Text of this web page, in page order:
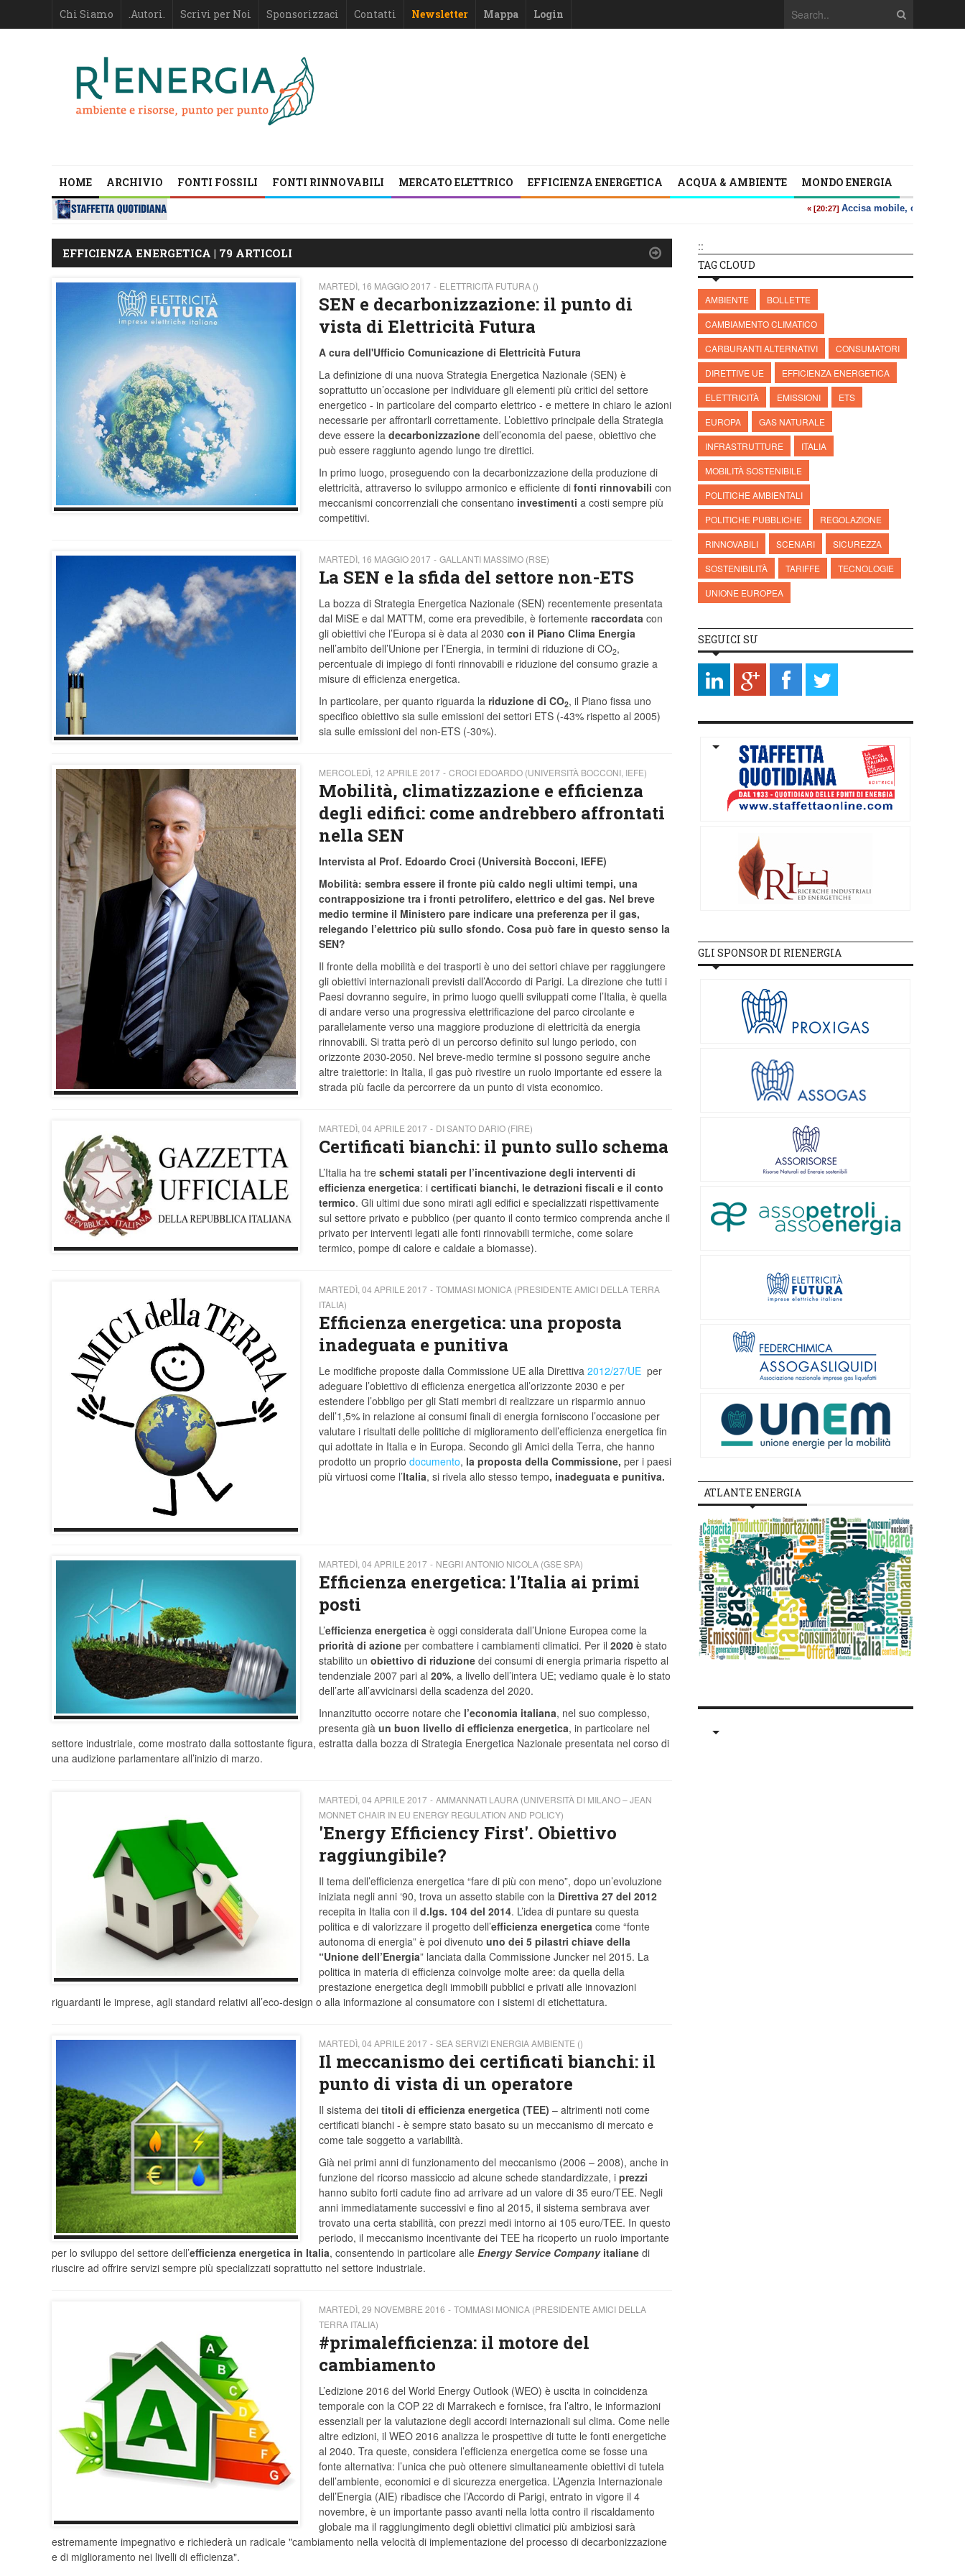
Chi Siamo .Autori. Scrivi per Noi Sponsorizzaci Contatti Newsletter Mappa Login
HOME ARCHIVIO FONTI FOSSILI FONTI RINNOVABILI MERCATO ELETTRICO EFFICIENZA ENERGETICA ACQUA & AMBIENTE MONDO ENERGIA
::
EFFICIENZA ENERGETICA | 79 ARTICOLI
MARTEDÌ, 16 MAGGIO 2017 ELETTRICITÀ FUTURA ()
SEN e decarbonizzazione: il punto di
vista di Elettricità Futura
A cura dell'Ufficio Comunicazione di Elettricità Futura
La definizione di una nuova Strategia Energetica Nazionale (SEN) è
soprattutto un’occasione per individuare gli elementi più critici del settore
energetico - in particolare del comparto elettrico - e mettere in chiaro le azioni
necessarie per affrontarli correttamente. L’obiettivo principale della Strategia
deve essere la decarbonizzazionedell’economia del paese, obiettivo che
può essere raggiunto agendo lungo tre direttici.
In primo luogo, proseguendo con la decarbonizzazione della produzione di
elettricità, attraverso lo sviluppo armonico e efficiente di fonti rinnovabili con
meccanismi concorrenziali che consentano investimenti a costi sempre più
competitivi.
MARTEDÌ, 16 MAGGIO 2017 GALLANTI MASSIMO (RSE)
La SEN e la sfida del settore non-ETS
La bozza di Strategia Energetica Nazionale (SEN) recentemente presentata
dal MiSE e dal MATTM, come era prevedibile, è fortemente raccordatacon
gli obiettivi che l’Europa si è data al 2030 con il Piano Clima Energia
nell’ambito dell’Unione per l’Energia, in termini di riduzione di CO2,
percentuale di impiego di fonti rinnovabili e riduzione del consumo grazie a
misure di efficienza energetica.
In particolare, per quanto riguarda la riduzione di CO2, il Piano fissa uno
specifico obiettivo sia sulle emissioni dei settori ETS (-43% rispetto al 2005)
sia sulle emissioni del non-ETS (-30%).
MERCOLEDÌ, 12 APRILE 2017 CROCI EDOARDO (UNIVERSITÀ BOCCONI, IEFE)
Mobilità, climatizzazione e efficienza
degli edifici: come andrebbero affrontati
nella SEN
Intervista al Prof. Edoardo Croci (Università Bocconi, IEFE)
Mobilità: sembra essere il fronte più caldo negli ultimi tempi, una
contrapposizione tra i fronti petrolifero, elettrico e del gas. Nel breve
medio termine il Ministero pare indicare una preferenza per il gas,
relegando l’elettrico più sullo sfondo. Cosa può fare in questo senso la
SEN?
Il fronte della mobilità e dei trasporti è uno dei settori chiave per raggiungere
gli obiettivi internazionali previsti dall’Accordo di Parigi. La direzione che tutti i
Paesi dovranno seguire, in primo luogo quelli sviluppati come l’Italia, è quella
di andare verso una progressiva elettrificazione del parco circolante e
parallelamente verso una maggiore produzione di elettricità da energia
rinnovabili. Si tratta però di un percorso definito sul lungo periodo, con
orizzonte 2030-2050. Nel breve-medio termine si possono seguire anche
altre traiettorie: in Italia, il gas può rivestire un ruolo importante ed essere la
strada più facile da percorrere da un punto di vista economico.
MARTEDÌ, 04 APRILE 2017 DI SANTO DARIO (FIRE)
Certificati bianchi: il punto sullo schema
L’Italia ha tre schemi statali per l’incentivazione degli interventi di
efficienza energetica: i certificati bianchi, le detrazioni fiscali e il conto
termico. Gli ultimi due sono mirati agli edifici e specializzati rispettivamente
sul settore privato e pubblico (per quanto il conto termico comprenda anche il
privato per interventi legati alle fonti rinnovabili termiche, come solare
termico, pompe di calore e caldaie a biomasse).
MARTEDÌ, 04 APRILE 2017
TOMMASI MONICA (PRESIDENTE AMICI DELLA TERRA
ITALIA)
Efficienza energetica: una proposta
inadeguata e punitiva
Le modifiche proposte dalla Commissione UE alla Direttiva 2012/27/UEper
adeguare l’obiettivo di efficienza energetica all’orizzonte 2030 e per
estendere l’obbligo per gli Stati membri di realizzare un risparmio annuo
dell’1,5% in relazione ai consumi finali di energia forniscono l’occasione per
valutare i risultati delle politiche di miglioramento dell’efficienza energetica fin
qui adottate in Italia e in Europa. Secondo gli Amici della Terra, che hanno
prodotto un proprio documento, la proposta della Commissione, per i paesi
più virtuosi come l’Italia, si rivela allo stesso tempo, inadeguata e punitiva.
MARTEDÌ, 04 APRILE 2017 NEGRI ANTONIO NICOLA (GSE SPA)
Efficienza energetica: l'Italia ai primi
posti
L’efficienza energetica è oggi considerata dall’Unione Europea come la
priorità di azioneper combattere i cambiamenti climatici. Per il 2020è stato
stabilito un obiettivo di riduzionedei consumi di energia primaria rispetto al
tendenziale 2007 pari al 20%, a livello dell’intera UE; vediamo quale è lo stato
dell’arte all’avvicinarsi della scadenza del 2020.
Innanzitutto occorre notare che l’economia italiana, nel suo complesso,
presenta già un buon livello di efficienza energetica, in particolare nel
settore industriale, come mostrato dalla sottostante figura, estratta dalla bozza di Strategia Energetica Nazionale presentata nel corso di
una audizione parlamentare all’inizio di marzo.
MARTEDÌ, 04 APRILE 2017
AMMANNATI LAURA (UNIVERSITÀ DI MILANO – JEAN
MONNET CHAIR IN EU ENERGY REGULATION AND POLICY)
'Energy Efficiency First'. Obiettivo
raggiungibile?
Il tema dell’efficienza energetica “fare di più con meno”, dopo un’evoluzione
iniziata negli anni ‘90, trova un assetto stabile con la Direttiva 27 del 2012
recepita in Italia con il d.lgs. 104 del 2014. L’idea di puntare su questa
politica e di valorizzare il progetto dell’efficienza energetica come “fonte
autonoma di energia” è poi divenuto uno dei 5 pilastri chiave della
“Unione dell’Energia” lanciata dalla Commissione Juncker nel 2015. La
politica in materia di efficienza coinvolge molte aree: da quella della
prestazione energetica degli immobili pubblici e privati alle innovazioni
riguardanti le imprese, agli standard relativi all’eco-design o alla informazione al consumatore con i sistemi di etichettatura.
MARTEDÌ, 04 APRILE 2017 SEA SERVIZI ENERGIA AMBIENTE ()
Il meccanismo dei certificati bianchi: il
punto di vista di un operatore
Il sistema dei titoli di efficienza energetica (TEE) – altrimenti noti come
certificati bianchi - è sempre stato basato su un meccanismo di mercato e
come tale soggetto a variabilità.
Già nei primi anni di funzionamento del meccanismo (2006 – 2008), anche in
funzione del ricorso massiccio ad alcune schede standardizzate, i prezzi
hanno subito forti cadute fino ad arrivare ad un valore di 35 euro/TEE. Negli
anni immediatamente successivi e fino al 2015, il sistema sembrava aver
trovato una certa stabilità, con prezzi medi intorno ai 105 euro/TEE. In questo
periodo, il meccanismo incentivante dei TEE ha ricoperto un ruolo importante
per lo sviluppo del settore dell’efficienza energetica in Italia, consentendo in particolare alle Energy Service Company italiane di
riuscire ad offrire servizi sempre più specializzati soprattutto nel settore industriale.
MARTEDÌ, 29 NOVEMBRE 2016
TOMMASI MONICA (PRESIDENTE AMICI DELLA
TERRA ITALIA)
#primalefficienza: il motore del
cambiamento
L’edizione 2016 del World Energy Outlook (WEO) è uscita in coincidenza
temporale con la COP 22 di Marrakech e fornisce, fra l’altro, le informazioni
essenziali per la valutazione degli accordi internazionali sul clima. Come nelle
altre edizioni, il WEO 2016 analizza le prospettive di tutte le fonti energetiche
al 2040. Tra queste, considera l’efficienza energetica come se fosse una
fonte alternativa: l’unica che può ottenere simultaneamente obiettivi di tutela
dell’ambiente, economici e di sicurezza energetica. L’Agenzia Internazionale
dell’Energia (AIE) ribadisce che l’Accordo di Parigi, entrato in vigore il 4
novembre, è un importante passo avanti nella lotta contro il riscaldamento
globale ma il raggiungimento degli obiettivi climatici più ambiziosi sarà
estremamente impegnativo e richiederà un radicale "cambiamento nella velocità di implementazione del processo di decarbonizzazione
e di miglioramento nei livelli di efficienza".
TAG CLOUD
AMBIENTE
BOLLETTE
CAMBIAMENTO CLIMATICO
CARBURANTI ALTERNATIVI
CONSUMATORI
DIRETTIVE UE
EFFICIENZA ENERGETICA
ELETTRICITÀ
EMISSIONI
ETS
EUROPA
GAS NATURALE
INFRASTRUTTURE
ITALIA
MOBILITÀ SOSTENIBILE
POLITICHE AMBIENTALI
POLITICHE PUBBLICHE
REGOLAZIONE
RINNOVABILI
SCENARI
SICUREZZA
SOSTENIBILITÀ
TARIFFE
TECNOLOGIE
UNIONE EUROPEA
SEGUICI SU
GLI SPONSOR DI RIENERGIA
ATLANTE ENERGIA